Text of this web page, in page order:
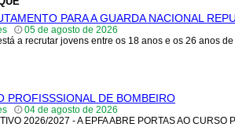
PARA A GUARDA NACIONAL
05 de agosto de 2026
a recrutar jovens entre os 18 anos e os 26 anos
PROFISSSIONAL DE BOMBEIRO
04 de agosto de 2026
2026/2027 - A EPFA ABRE PORTAS AO CURSO